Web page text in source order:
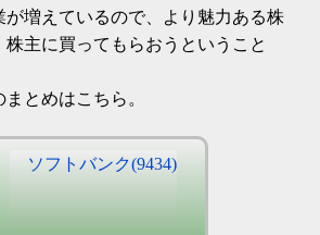
が増えているので、より魅力ある株
株主に買ってもらおうということ
とめはこちら。
ソフトバンク(9434)